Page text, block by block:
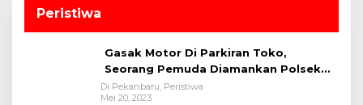
Peristiwa
Gasak Motor Di Parkiran Toko,
Seorang Pemuda Diamankan Polsek
Bukit Raya
Di Pekanbaru, Peristiwa
Mei 20, 2023